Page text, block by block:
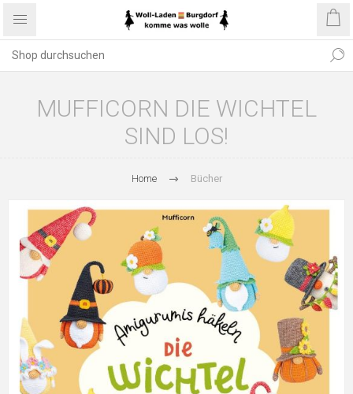
MUFFICORN DIE WICHTEL
SIND LOS!
Home Bücher